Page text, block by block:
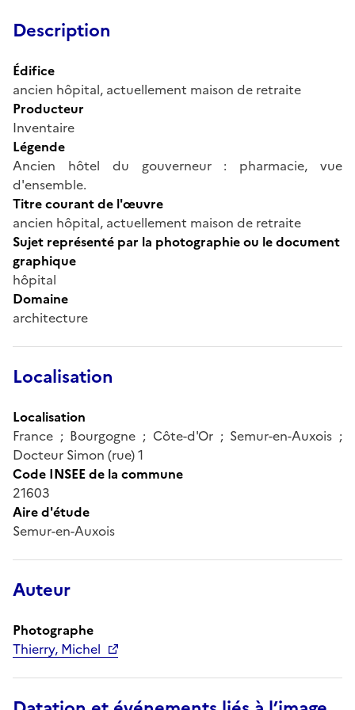
Description
Édifice
ancien hôpital, actuellement maison de retraite
Producteur
Inventaire
Légende
Ancien hôtel du gouverneur : pharmacie, vue
d'ensemble.
Titre courant de l'œuvre
ancien hôpital, actuellement maison de retraite
Sujet représenté par la photographie ou le document
graphique
hôpital
Domaine
architecture
Localisation
Localisation
France ; Bourgogne ; Côte-d'Or ; Semur-en-Auxois ;
Docteur Simon (rue) 1
Code INSEE de la commune
21603
Aire d'étude
Semur-en-Auxois
Auteur
Photographe
Thierry, Michel